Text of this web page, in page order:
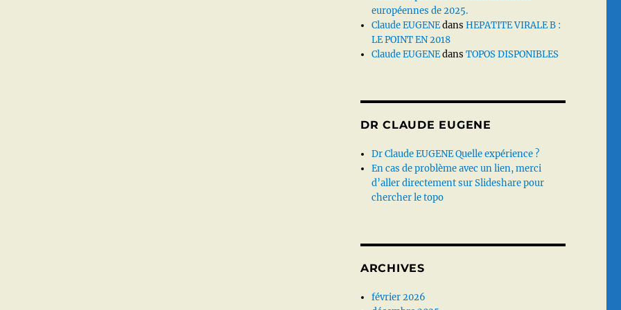
européennes de 2025.
Claude EUGENEdansHEPATITE VIRALE B :
LE POINT EN 2018
Claude EUGENEdansTOPOS DISPONIBLES
DR CLAUDE EUGENE
Dr Claude EUGENE Quelle expérience ?
En cas de problème avec un lien, merci
d’aller directement sur Slideshare pour
chercher le topo
ARCHIVES
février 2026